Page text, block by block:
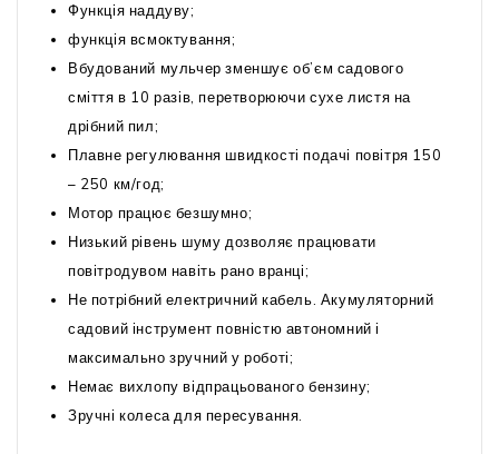
Функція наддуву;
функція всмоктування;
Вбудований мульчер зменшує об’єм садового
сміття в 10 разів, перетворюючи сухе листя на
дрібний пил;
Плавне регулювання швидкості подачі повітря 150
– 250 км/год;
Мотор працює безшумно;
Низький рівень шуму дозволяє працювати
повітродувом навіть рано вранці;
Не потрібний електричний кабель. Акумуляторний
садовий інструмент повністю автономний і
максимально зручний у роботі;
Немає вихлопу відпрацьованого бензину;
Зручні колеса для пересування.